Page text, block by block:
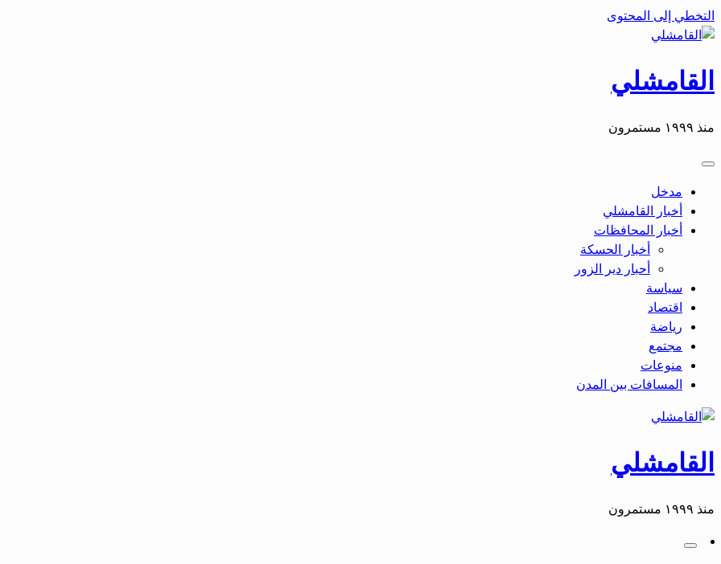
التخطي إلى المحتوى
القامشلي
منذ ١٩٩٩ مستمرون
مدخل
أخبار القامشلي
أخبار المحافظات
أخبار الحسكة
أحبار دير الزور
سياسة
اقتصاد
رياضة
مجتمع
منوعات
المسافات بين المدن
القامشلي
منذ ١٩٩٩ مستمرون